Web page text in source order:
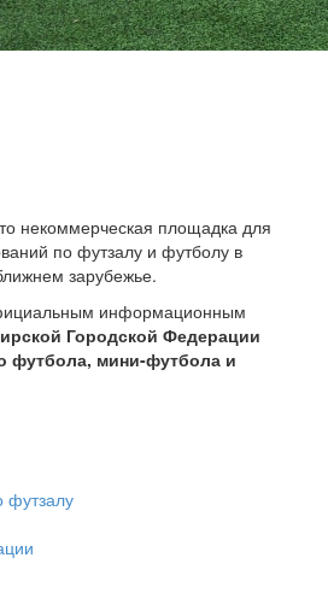
некоммерческая площадка для
по футзалу и футболу в
зарубежье.
информационным
Городской Федерации
футбола, мини-футбола и